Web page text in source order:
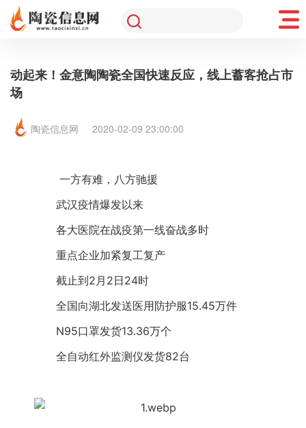
动起来！金意陶陶瓷全国快速反应，线上蓄客抢占市
场
陶瓷信息网 2020-02-09 23:00:00
一方有难，八方驰援
武汉疫情爆发以来
各大医院在战疫第一线奋战多时
重点企业加紧复工复产
截止到2月2日24时
全国向湖北发送医用防护服15.45万件
N95口罩发货13.36万个
全自动红外监测仪发货82台